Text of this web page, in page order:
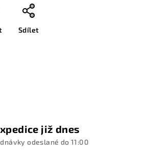
Sdílet
již dnes
odeslané do 11:00